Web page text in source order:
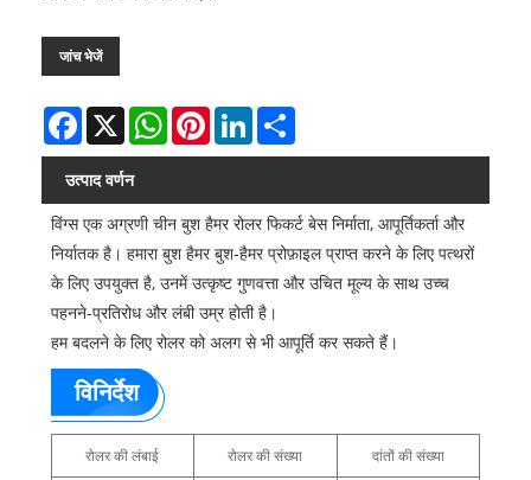
जांच भेजें
Facebook
X WhatsAppPinterestLinkedIn
उत्पाद वर्णन
विंग्स एक अग्रणी चीन बुश हैमर रोलर फिकर्ट बेस निर्माता, आपूर्तिकर्ता और
निर्यातक है। हमारा बुश हैमर बुश-हैमर प्रोफ़ाइल प्राप्त करने के लिए पत्थरों
के लिए उपयुक्त है, उनमें उत्कृष्ट गुणवत्ता और उचित मूल्य के साथ उच्च
पहनने-प्रतिरोध और लंबी उम्र होती है।
हम बदलने के लिए रोलर को अलग से भी आपूर्ति कर सकते हैं।
विनिर्देश
रोलर की लंबाई रोलर की संख्या दांतों की संख्या